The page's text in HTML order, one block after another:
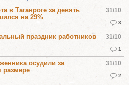
31/10
3
в Таганроге за девять
на 29%
31/10
1
праздник работников
31/10
2
осудили за
размере